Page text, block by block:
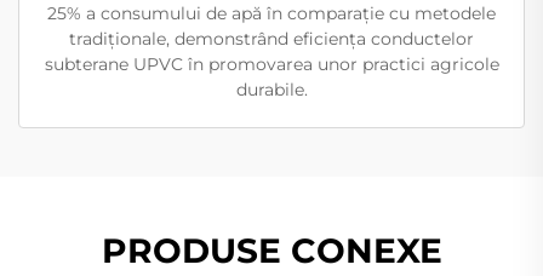
25% a consumului de apă în comparație cu metodele
tradiționale, demonstrând eficiența conductelor
subterane UPVC în promovarea unor practici agricole
durabile.
PRODUSE CONEXE